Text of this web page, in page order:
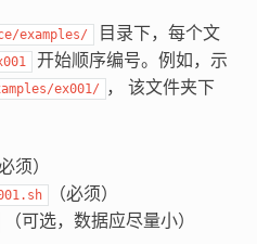
examples/
目录下，每个文
开始顺序编号。例如，示
ex001/
， 该文件夹下
须）
（必须）
（可选，数据应尽量小）